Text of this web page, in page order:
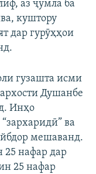
аз ҷумла ба
куштору
дар гурӯҳҳои
гузашта исми
Душанбе
Инҳо
ва
мешаванд.
25 нафар дар
25 нафар